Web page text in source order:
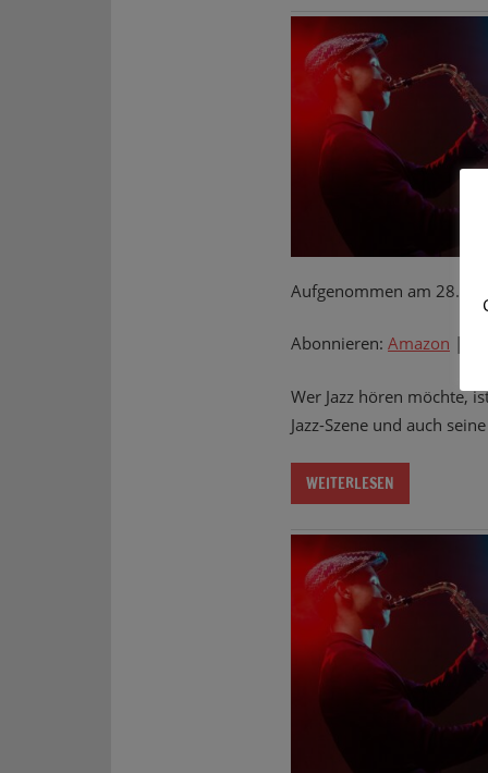
Aufgenommen am 28.
Abonnieren: Amazon |
Wer Jazz hören möchte,
Jazz-Szene und auch
WEITERLESEN